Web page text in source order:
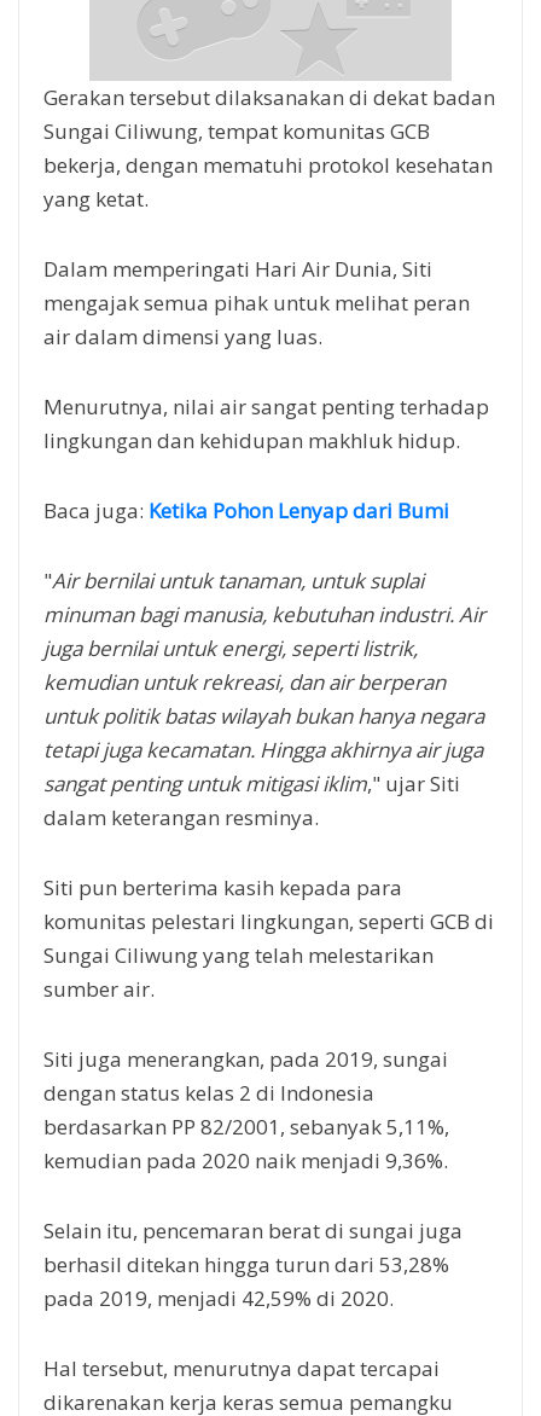
Gerakan tersebut dilaksanakan di dekat badan
Sungai Ciliwung, tempat komunitas GCB
bekerja, dengan mematuhi protokol kesehatan
yang ketat.
Dalam memperingati Hari Air Dunia, Siti
mengajak semua pihak untuk melihat peran
air dalam dimensi yang luas.
Menurutnya, nilai air sangat penting terhadap
lingkungan dan kehidupan makhluk hidup.
Baca juga: Ketika Pohon Lenyap dari Bumi
"Air bernilai untuk tanaman, untuk suplai
minuman bagi manusia, kebutuhan industri. Air
juga bernilai untuk energi, seperti listrik,
kemudian untuk rekreasi, dan air berperan
untuk politik batas wilayah bukan hanya negara
tetapi juga kecamatan. Hingga akhirnya air juga
sangat penting untuk mitigasi iklim," ujar Siti
dalam keterangan resminya.
Siti pun berterima kasih kepada para
komunitas pelestari lingkungan, seperti GCB di
Sungai Ciliwung yang telah melestarikan
sumber air.
Siti juga menerangkan, pada 2019, sungai
dengan status kelas 2 di Indonesia
berdasarkan PP 82/2001, sebanyak 5,11%,
kemudian pada 2020 naik menjadi 9,36%.
Selain itu, pencemaran berat di sungai juga
berhasil ditekan hingga turun dari 53,28%
pada 2019, menjadi 42,59% di 2020.
Hal tersebut, menurutnya dapat tercapai
dikarenakan kerja keras semua pemangku